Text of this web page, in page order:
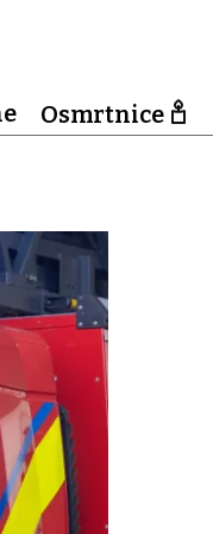
Osmrtnice